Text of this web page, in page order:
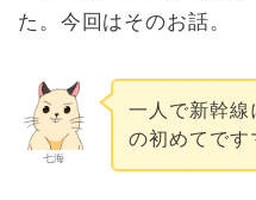
た。今回はそのお話。
七海
一人で新幹線
の初めてです